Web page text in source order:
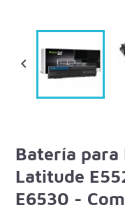

Batería
Latitude
E6530 -